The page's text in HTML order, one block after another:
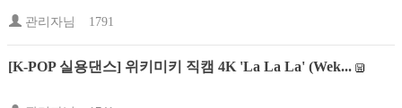
관리자님 1791
[K-POP 실용댄스] 위키미키 직캠 4K 'La La La' (Wek...